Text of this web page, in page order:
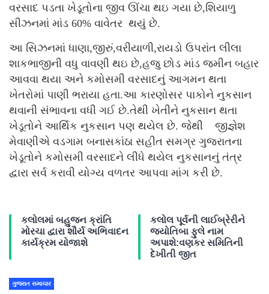
વરસાદ પડતા ખેડૂતોના જીવ ઊંચા થઇ ગયા છે,શિયાળુ
સીઝનમાં માંડ 60% વાવેતર થયું છે.
આ સિઝનમાં ધાણા,જીરું,વરીયાળી,રાયડો ઉપરાંત લીલા
શાકભાજીની વધુ વાવણી થઇ છે,હજુ છોડ માંડ જમીન બહાર
આવવા થયા અને કમોસમી વરસાદનું આગમન થતા
ખેતરોમાં પાણી ભરાયા હતા.આ કારણોસર પાકોને નુકસાન
થવાની સંભાવના વધી ગઈ છે.તેથી ખેતીને નુકસાન થતા
ખેડૂતોને આર્થિક નુકસાન પણ થયેલ છે. જેથી જીજ્ઞેશ
મેવાણીએ વડગામ બનાસકાંઠા સહીત સમગ્ર ગુજરાતના
ખેડૂતોને કમોસમી વરસાદને લીધે થયેલ નુકસાનનું તંત્ર
દ્વારા સર્વ કરાવી યોગ્ય વળતર આપવા માંગ કરી છે.
કલોલમાં બહુજન ક્રાંતિ
મોરચા દ્વારા શૌર્ય અભિવાદન
કાર્યક્રમ યોજાશે
કલોલ પૂર્વની લાઈબ્રેરીને
જ્યોતિબા ફુલે નામ
અપાશે:વણકર સમિતિની
દેખીતી જીત
ગુજરાત સમાચાર